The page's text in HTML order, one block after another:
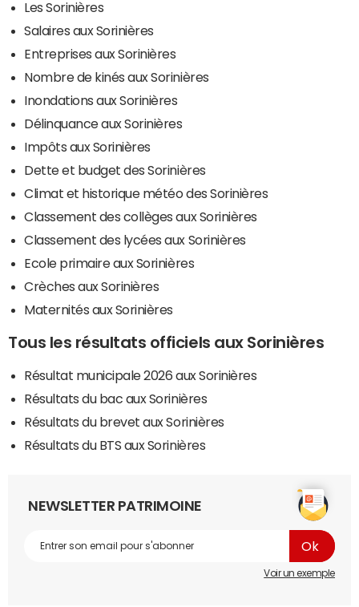
Les Sorinières
Salaires aux Sorinières
Entreprises aux Sorinières
Nombre de kinés aux Sorinières
Inondations aux Sorinières
Délinquance aux Sorinières
Impôts aux Sorinières
Dette et budget des Sorinières
Climat et historique météo des Sorinières
Classement des collèges aux Sorinières
Classement des lycées aux Sorinières
Ecole primaire aux Sorinières
Crèches aux Sorinières
Maternités aux Sorinières
Tous les résultats officiels aux Sorinières
Résultat municipale 2026 aux Sorinières
Résultats du bac aux Sorinières
Résultats du brevet aux Sorinières
Résultats du BTS aux Sorinières
NEWSLETTER PATRIMOINE
Voir un exemple